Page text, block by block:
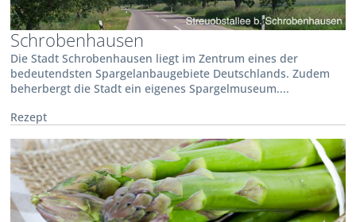
Schrobenhausen
Die Stadt Schrobenhausen liegt im Zentrum eines der
bedeutendsten Spargelanbaugebiete Deutschlands. Zudem
beherbergt die Stadt ein eigenes Spargelmuseum....
Rezept